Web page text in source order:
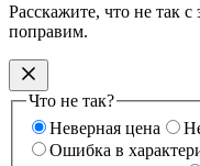
Расскажите, что не так
поправим.
Что не так?
Неверная цена
Ошибка в